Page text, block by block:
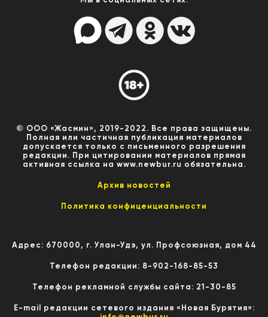
© ООО «Жасмин», 2019-2022. Все права защищены.
Полная или частичная публикация материалов
допускается только с письменного разрешения
редакции. При цитировании материалов прямая
активная ссылка на www.newbur.ru обязательна.
Архив новостей
Политика конфиценциальности
Адрес: 670000, г. Улан-Удэ, ул. Профсоюзная, дом 44
Телефон редакции: 8-902-168-85-53
Телефон рекламной службы сайта: 21-30-85
E-mail редакции сетевого издания «Новая Бурятия»: